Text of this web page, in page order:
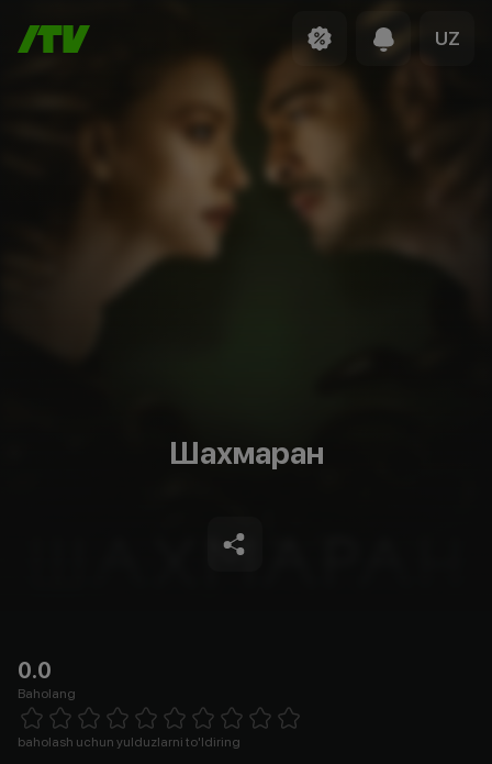
UZ
Шахмаран
0.0
Baholang
1 Star 2 Stars 3 Stars 4 Stars5 Stars 6 Stars7 Stars8 Stars
baholash uchun yulduzlarni to'ldiring